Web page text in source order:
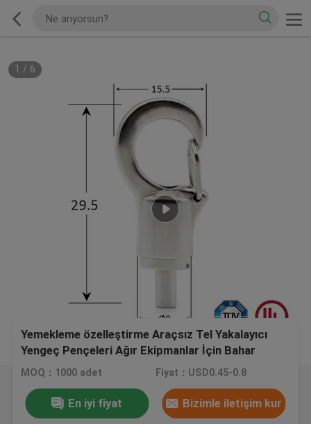
1 / 6
Yemekleme özelleştirme Araçsız Tel Yakalayıcı
Yengeç Pençeleri Ağır Ekipmanlar İçin Bahar
Kanca
MOQ：1000 adet Fiyat：USD0.45-0.8
En iyi fiyat Bizimle iletişim kur